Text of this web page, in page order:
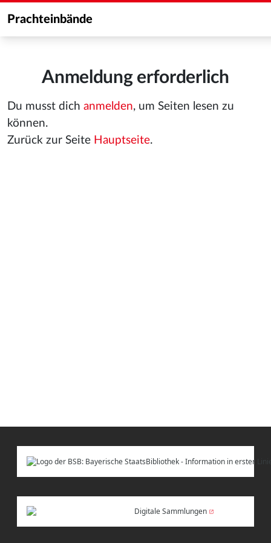
Prachteinbände
Anmeldung erforderlich
Du musst dich anmelden, um Seiten lesen zu
können.
Zurück zur Seite Hauptseite.
Digitale Sammlungen